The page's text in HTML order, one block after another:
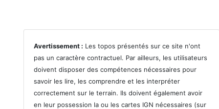
Avertissement : Les topos présentés sur ce site n'ont
pas un caractère contractuel. Par ailleurs, les utilisateurs
doivent disposer des compétences nécessaires pour
savoir les lire, les comprendre et les interpréter
correctement sur le terrain. Ils doivent également avoir
en leur possession la ou les cartes IGN nécessaires (sur